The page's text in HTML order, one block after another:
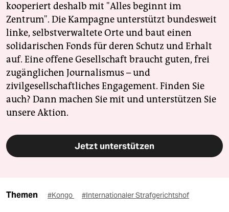
kooperiert deshalb mit "Alles beginnt im
Zentrum". Die Kampagne unterstützt bundesweit
linke, selbstverwaltete Orte und baut einen
solidarischen Fonds für deren Schutz und Erhalt
auf. Eine offene Gesellschaft braucht guten, frei
zugänglichen Journalismus – und
zivilgesellschaftliches Engagement. Finden Sie
auch? Dann machen Sie mit und unterstützen Sie
unsere Aktion.
Jetzt unterstützen
Themen #Kongo #Internationaler Strafgerichtshof